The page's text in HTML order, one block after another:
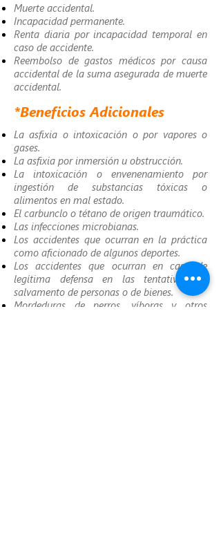
Muerte accidental.
Incapacidad permanente.
Renta diaria por incapacidad temporal en
caso de accidente.
Reembolso de gastos médicos por causa
accidental de la suma asegurada de muerte
accidental.
*Beneficios Adicionales
La asfixia o intoxicación o por vapores o
gases.
La asfixia por inmersión u obstrucción.
La intoxicación o envenenamiento por
ingestión de substancias tóxicas o
alimentos en mal estado.
El carbunclo o tétano de origen traumático.
Las infecciones microbianas.
Los accidentes que ocurran en la práctica
como aficionado de algunos deportes.
Los accidentes que ocurran en caso de
legítima defensa en las tentativas de
salvamento de personas o de bienes.
Mordeduras de perros, víboras y otros